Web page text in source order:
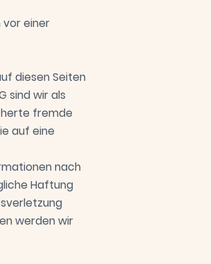
einer
diesen Seiten
sind wir als
fremde
auf eine
nach
Haftung
werden wir